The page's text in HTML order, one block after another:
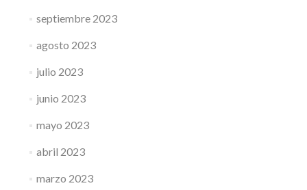
septiembre 2023
agosto 2023
julio 2023
junio 2023
mayo 2023
abril 2023
marzo 2023